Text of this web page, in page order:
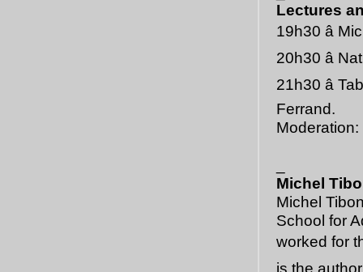
Lectures
19h30 â
20h30 â
21h30 â
Ferrand.
Michel
Michel
School for
worked for
is the